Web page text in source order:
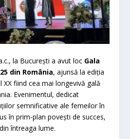
la București a avut loc Gala
din România, ajunsă la ediția
XX fiind cea mai longevivă gală
Evenimentul, dedicat
semnificative ale femeilor în
în prim-plan povești de succes,
întreaga lume.